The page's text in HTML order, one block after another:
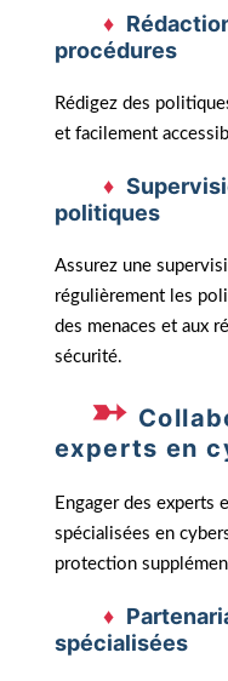
procédures
Rédigez des
et facilement
politiques
Assurez une
régulièrement les
des menaces et aux
sécurité.
experts en
Engager des experts
spécialisées en
protection
spécialisées